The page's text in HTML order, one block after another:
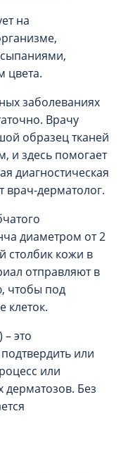
на
цвета.
заболеваниях
Врачу
образец тканей
и здесь помогает
диагностическая
врач-дерматолог.
диаметром от 2
столбик кожи в
отправляют в
чтобы под
клеток.
это
или
или
дерматозов. Без